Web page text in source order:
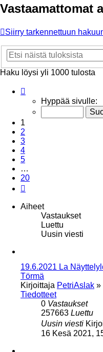
Vastaamattomat
Siirry tarkennettuun
Haku löysi yli 1000 tulosta
20 Hyppää sivulle:
1
2
3
4
5
…
20
Aiheet
Vastaukset
Luettu
Uusin viesti
19.6.2021 La
Törmä
Kirjoittaja PetriAslak »
Tiedotteet
0 Vastaukset
257663 Luettu
Uusin viesti
16 Kesä 2021,